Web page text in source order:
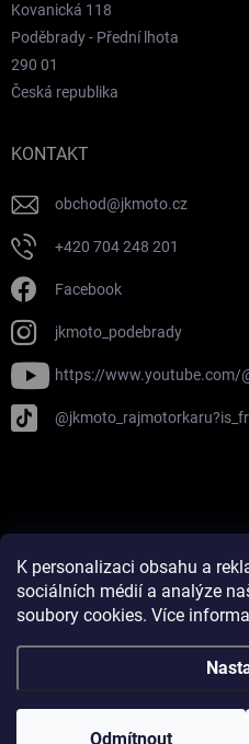
K personalizaci obsahu a
sociálních médií a analýze
soubory cookies. Více
Odmítnout
Kovanická 118
Poděbrady - Přední lhota
290 01
Česká republika
KONTAKT
obchod@jkmoto.cz
+420 704 248 201
Facebook
jkmoto_podebrady
https://www.youtube.com/
Zahájení
Copyright 2026JK MOTO. Všechna